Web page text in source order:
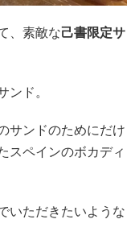
、素敵な己書限定サ
ド。
サンドのためにだけ
スペインのボカディ
いただきたいような